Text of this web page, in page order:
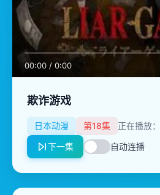
00:00 / 0:00
欺诈游戏
日本动漫 第18集
正在播放
下一集
自动连播